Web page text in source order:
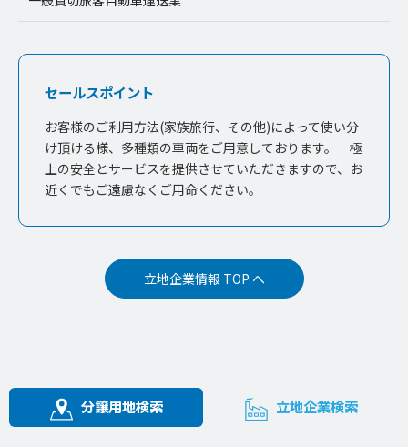
セールスポイント
お客様のご利用方法(家族旅行、その他)によって使い分
け頂ける様、多種類の車両をご用意しております。 極
上の安全とサービスを提供させていただきますので、お
近くでもご遠慮なくご用命ください。
立地企業情報 TOP へ
分譲用地検索 立地企業検索